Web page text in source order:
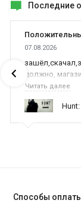
Последние
07.08.2026
должно,
время,нервы и
поддержку
оказываете
Читать далее
Способы